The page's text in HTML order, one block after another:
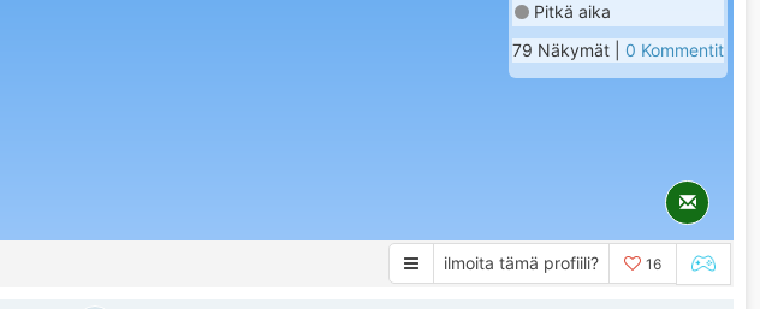
Pitkä aika
79 Näkymät | 0 Kommentit
ilmoita tämä profiili? 16